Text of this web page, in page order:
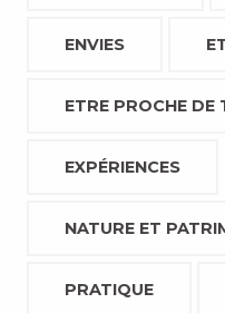
ENVIES
ETRE PROCHE DE
EXPÉRIENCES
NATURE ET
PRATIQUE